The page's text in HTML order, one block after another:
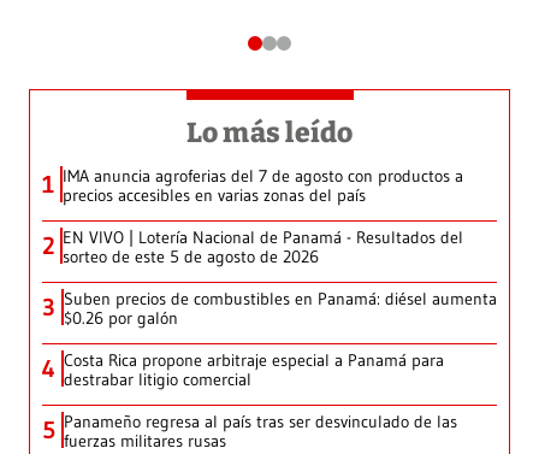
Lo más leído
1 IMA anuncia agroferias del 7 de agosto con productos a
precios accesibles en varias zonas del país
2 EN VIVO | Lotería Nacional de Panamá - Resultados del
sorteo de este 5 de agosto de 2026
3 Suben precios de combustibles en Panamá: diésel aumenta
$0.26 por galón
4 Costa Rica propone arbitraje especial a Panamá para
destrabar litigio comercial
5 Panameño regresa al país tras ser desvinculado de las
fuerzas militares rusas